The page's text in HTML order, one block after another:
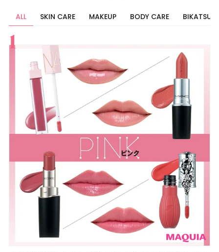
ALL SKIN CARE MAKEUP BODY CARE BIKATSU
すべて
スキンケア
メイク
ボディケア
美活
ヘア
ライフスタイル
ビューティーズ